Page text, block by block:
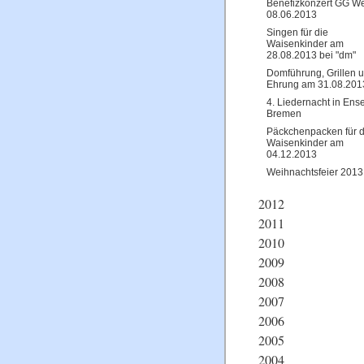
Benefizkonzert GG
08.06.2013
Singen für die
Waisenkinder am
28.08.2013 bei "dm"
Domführung, Grillen
Ehrung am
4. Liedernacht in
Bremen
Päckchenpacken für
Waisenkinder am
04.12.2013
Weihnachtsfeier 2013
2012
2011
2010
2009
2008
2007
2006
2005
2004